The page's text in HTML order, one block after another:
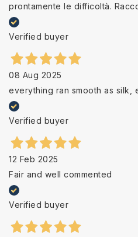
prontamente le difficoltà.
Verified buyer
08 Aug 2025
everything ran smooth as silk,
Verified buyer
12 Feb 2025
Fair and well commented
Verified buyer